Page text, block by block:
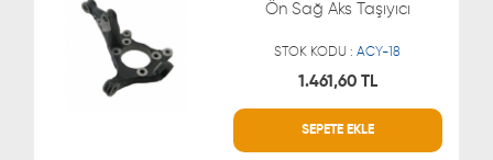
Ön Sağ Aks Taşıyıcı
STOK KODU :ACY-18
1.461,60 TL
SEPETE EKLE
MÜŞTERİ HİZMETLERİ